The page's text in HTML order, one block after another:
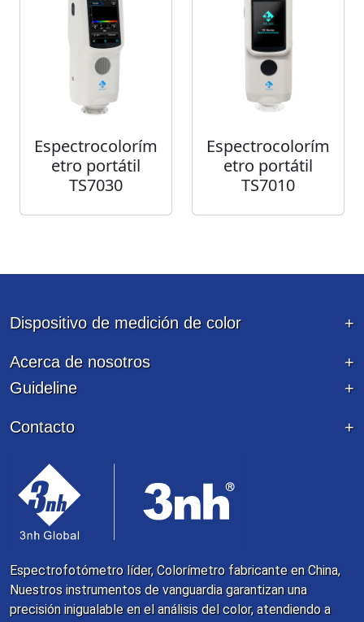
Espectrocolorím
etro portátil
TS7030
Espectrocolorím
etro portátil
TS7010
Dispositivo de medición de color
Acerca de nosotros
Guideline
Contacto
Espectrofotómetro líder, Colorímetro fabricante en China,
Nuestros instrumentos de vanguardia garantizan una
precisión inigualable en el análisis del color, atendiendo a